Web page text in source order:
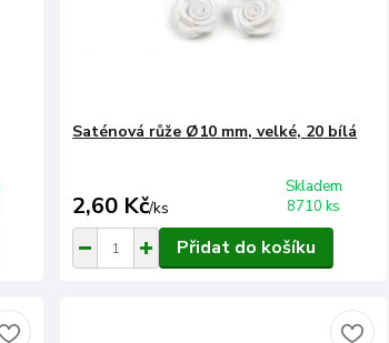
Saténová růže Ø10 mm, velké, 20 bílá
2,60 Kč/ks
Skladem
8710 ks
Přidat do košíku